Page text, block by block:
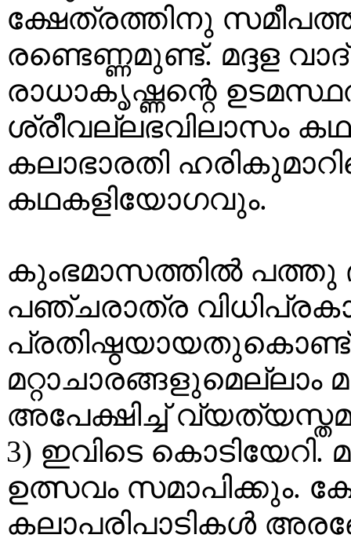
ക്ഷേത്രത്തിനു
രണ്ടെണ്ണമുണ്ട്. മദ്ദള
രാധാകൃഷ്ണന്റെ
ശ്രീവല്ലഭവിലാസം
കലാഭാരതി
കഥകളിയോഗവും.
കുംഭമാസത്തിൽ പത്തു
പഞ്ചരാത്ര
പ്രതിഷ്ഠയായതുകൊണ്ട്
അപേക്ഷിച്ച്
3) ഇവിടെ കൊടിയേറി.
ഉത്സവം സമാപിക്കും.
കലാപരിപാടികൾ